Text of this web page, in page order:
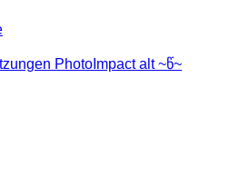
PhotoImpact alt ~წ~